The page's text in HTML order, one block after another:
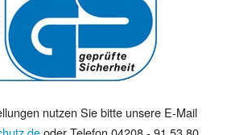
nutzen Sie bitte unsere E-Mail